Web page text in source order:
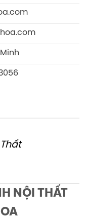
NỘI THẤT